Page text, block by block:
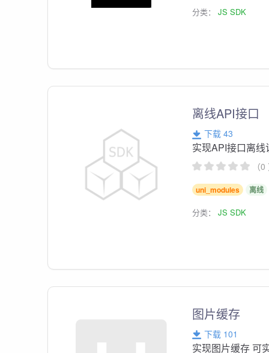
分类：JS SDK
离线API接口
下载 43
实现API接口离
（
uni_modules 离线
分类：JS SDK
图片缓存
下载 101
实现图片缓存 可